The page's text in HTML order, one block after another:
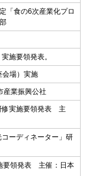
「食の6次産業化プロ
施要領発表。
会場）実施
産業振興公社
修実施要領発表 主
ーディネーター」研
要領発表 主催：日本